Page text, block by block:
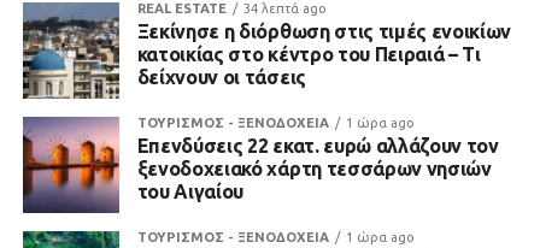
REAL ESTATE 34 λεπτά ago
Ξεκίνησε η διόρθωση στις τιμές ενοικίων
κατοικίας στο κέντρο του Πειραιά – Τι
δείχνουν οι τάσεις
ΤΟΥΡΙΣΜΟΣ - ΞΕΝΟΔΟΧΕΙΑ 1 ώρα ago
Επενδύσεις 22 εκατ. ευρώ αλλάζουν τον
ξενοδοχειακό χάρτη τεσσάρων νησιών
του Αιγαίου
ΤΟΥΡΙΣΜΟΣ - ΞΕΝΟΔΟΧΕΙΑ 1 ώρα ago